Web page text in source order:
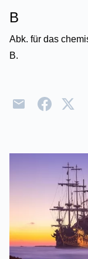
B
Abk. für das
B.